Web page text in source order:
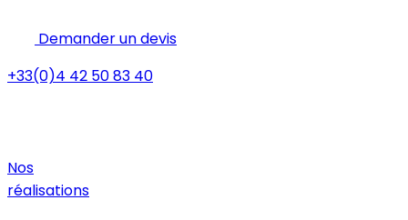
Demander un devis
+33(0)4 42 50 83 40
Nos
réalisations